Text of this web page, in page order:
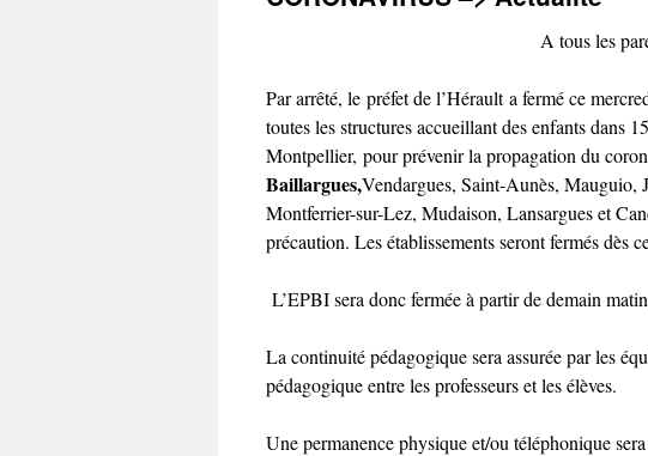
A tous les
Par arrêté, le préfet de l’Hérault a fermé ce
toutes les structures accueillant des enfants dans
Montpellier, pour prévenir la propagation du
Baillargues,Vendargues, Saint-Aunès, Mauguio,
Montferrier-sur-Lez, Mudaison, Lansargues et
précaution. Les établissements seront fermés dès
L’EPBI sera donc fermée à partir de demain
La continuité pédagogique sera assurée par les
pédagogique entre les professeurs et les élèves.
Une permanence physique et/ou téléphonique